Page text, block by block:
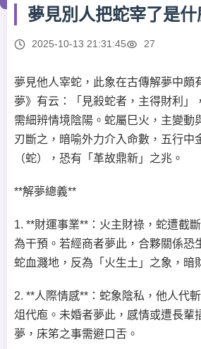
夢見別人把蛇宰了是
2025-10-13 21:31:45 27
夢見他人宰蛇，此象在古傳解夢中頗
夢》有云：「見殺蛇者，主得財利」
需細辨情境陰陽。蛇屬巳火，主變動
刃斷之，暗喻外力介入命數，五行中
（蛇），恐有「革故鼎新」之兆。
**解夢總義**
1. **財運事業**：火主財祿，蛇遭截
為干預。若經商者夢此，合夥關係恐
蛇血濺地，反為「火生土」之象，暗
2. **人際情感**：蛇象陰私，他人代
俎代庖。未婚者夢此，感情或遭長輩
夢，床笫之事需避口舌。